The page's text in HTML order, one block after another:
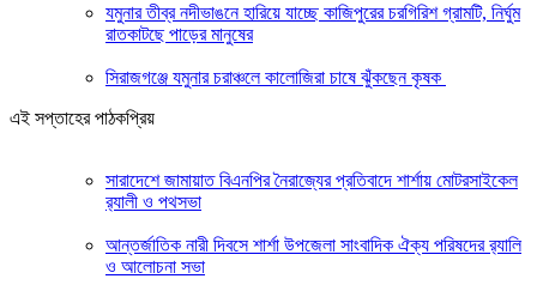
যমুনার তীব্র নদীভাঙনে হারিয়ে যাচ্ছে কাজিপুরের চরগিরিশ গ্রামটি, নির্ঘুম
রাতকাটছে পাড়ের মানুষের
সিরাজগঞ্জে যমুনার চরাঞ্চলে কালোজিরা চাষে ঝুঁকছেন কৃষক
এই সপ্তাহের পাঠকপ্রিয়
সারাদেশে জামায়াত বিএনপির নৈরাজ্যের প্রতিবাদে শার্শায় মোটরসাইকেল
র‍্যালী ও পথসভা
আন্তর্জাতিক নারী দিবসে শার্শা উপজেলা সাংবাদিক ঐক্য পরিষদের র‍্যালি
ও আলোচনা সভা